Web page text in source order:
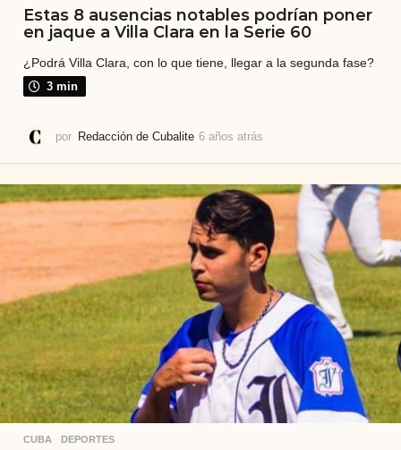
Estas 8 ausencias notables podrían poner
en jaque a Villa Clara en la Serie 60
¿Podrá Villa Clara, con lo que tiene, llegar a la segunda fase?
3 min
por Redacción de Cubalite 6 años atrás
o
s
r
á
s
CUBA ,DEPORTES